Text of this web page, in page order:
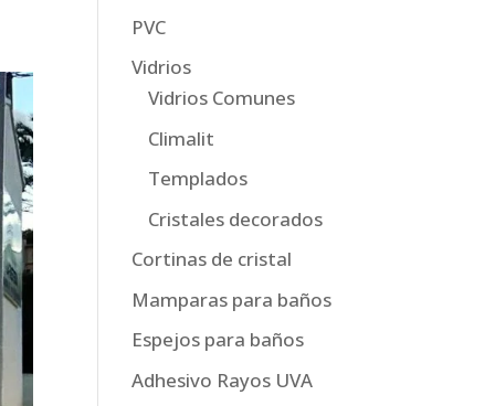
PVC
Vidrios
Vidrios Comunes
Climalit
Templados
Cristales decorados
Cortinas de cristal
Mamparas para baños
Espejos para baños
Adhesivo Rayos UVA